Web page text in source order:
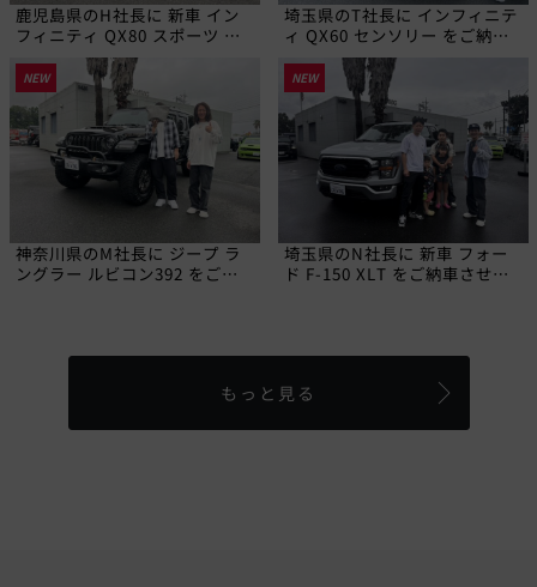
鹿児島県のH社長に 新車 イン
フィニティ QX80 スポーツ を
ご納車させていただきました!
埼玉県のT社長に インフィニテ
ィ QX60 センソリー をご納車
させていただきました!
NEW
神奈川県のM社長に ジープ ラ
ングラー ルビコン392 をご納
NEW
埼玉県のN社長に 新車 フォー
ド F-150 XLT をご納車させて
もっと見る